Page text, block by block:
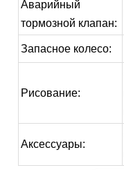
Аварийный
тормозной клапан:
Запасное колесо:
Рисование:
Аксессуары: